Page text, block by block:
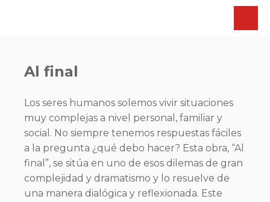
Al final
Los seres humanos solemos vivir situaciones
muy complejas a nivel personal, familiar y
social. No siempre tenemos respuestas fáciles
a la pregunta ¿qué debo hacer? Esta obra, “Al
final”, se sitúa en uno de esos dilemas de gran
complejidad y dramatismo y lo resuelve de
una manera dialógica y reflexionada. Este